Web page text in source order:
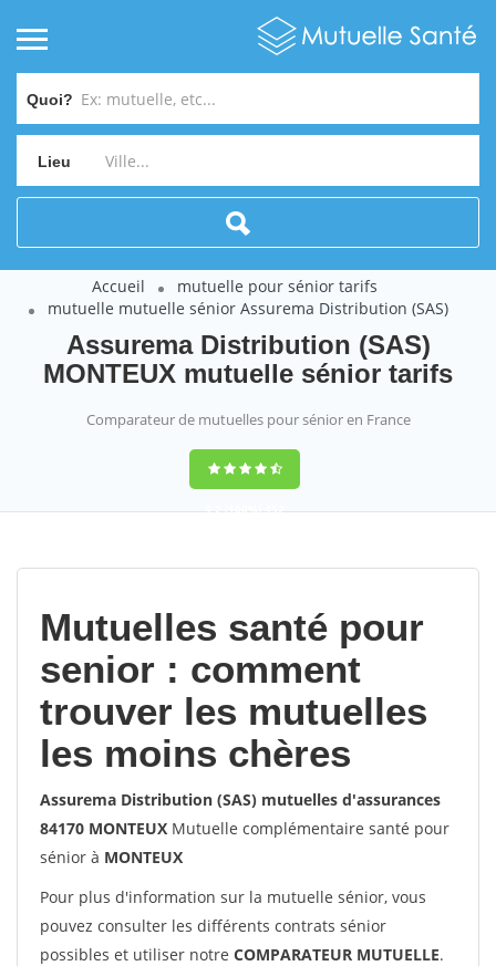
Quoi?
Lieu
Accueil
mutuelle pour sénior tarifs
mutuelle mutuelle sénior Assurema Distribution (SAS)
Assurema Distribution (SAS)
MONTEUX mutuelle sénior tarifs
Comparateur de mutuelles pour sénior en France
9,2(100%)452
Mutuelles santé pour
senior : comment
trouver les mutuelles
les moins chères
Assurema Distribution (SAS) mutuelles d'assurances
84170 MONTEUX Mutuelle complémentaire santé pour
sénior à MONTEUX
Pour plus d'information sur la mutuelle sénior, vous
pouvez consulter les différents contrats sénior
possibles et utiliser notre COMPARATEUR MUTUELLE.